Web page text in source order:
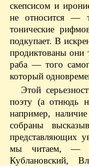
скепсисом и
не относится —
тонические
подкупает. В
продиктованы они
раба — того
который
Этой
поэту (а отнюдь
например,
собраны
представляющих
мы читаем, —
Кублановский,